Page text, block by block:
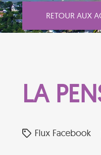
RETOUR AUX
LA
Flux Facebook